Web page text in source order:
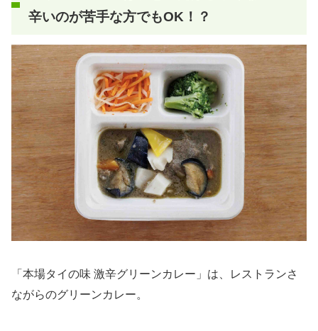
辛いのが苦手な方でもOK！？
「本場タイの味 激辛グリーンカレー」は、レストランさ
ながらのグリーンカレー。